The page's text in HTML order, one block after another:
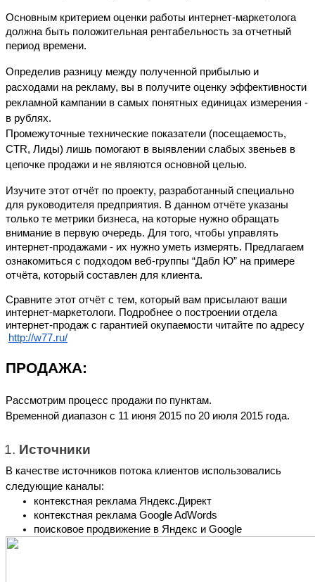
Основным критерием оценки работы интернет-маркетолога
должна быть положительная рентабельность за отчетный
период времени.
Определив разницу между полученной прибылью и
расходами на рекламу, вы в получите оценку эффективности
рекламной кампании в самых понятных единицах измерения -
в рублях.
Промежуточные технические показатели (посещаемость,
CTR, Лиды) лишь помогают в выявлении слабых звеньев в
цепочке продажи и не являются основной целью.
Изучите этот отчёт по проекту, разработанный специально
для руководителя предприятия. В данном отчёте указаны
только те метрики бизнеса, на которые нужно обращать
внимание в первую очередь. Для того, чтобы управлять
интернет-продажами - их нужно уметь измерять. Предлагаем
ознакомиться с подходом веб-группы “Дабл Ю” на примере
отчёта, который составлен для клиента.
Сравните этот отчёт с тем, который вам присылают ваши
интернет-маркетологи. Подробнее о построении отдела
интернет-продаж с гарантией окупаемости читайте по адресу
http://w77.ru/
ПРОДАЖА:
Рассмотрим процесс продажи по пунктам.
Временной диапазон с 11 июня 2015 по 20 июля 2015 года.
Источники
В качестве источников потока клиентов использовались
следующие каналы:
контекстная реклама Яндекс.Директ
контекстная реклама Google AdWords
поисковое продвижение в Яндекс и Google